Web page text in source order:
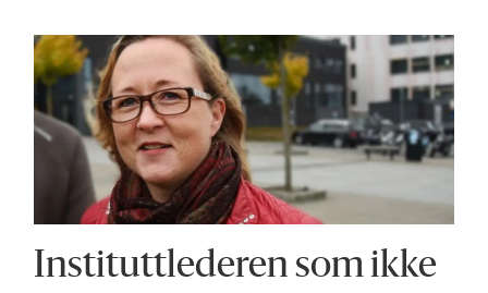
Instituttlederen som ikke